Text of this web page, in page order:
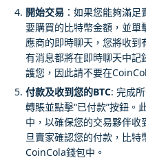
開始交易 ：如果您能夠滿
要購買的比特幣金額，並單
應商的即時聊天，您將收
有消息都將在即時聊天中記
護您，因此請不要在
付款及收到您的BTC: 完成
轉賬並點擊“已付款”按鈕。
中，以確保您的交易夥伴
旦賣家確認您的付款，比
CoinCola錢包中。